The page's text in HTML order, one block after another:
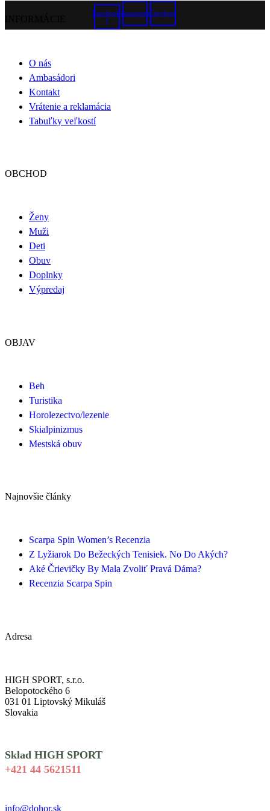
Facebook-
f
InstagramEnvelope
O nás
Ambasádori
Kontakt
Vrátenie a reklamácia
Tabuľky veľkostí
OBCHOD
Ženy
Muži
Deti
Obuv
Doplnky
Výpredaj
OBJAV
Beh
Turistika
Horolezectvo/lezenie
Skialpinizmus
Mestská obuv
Najnovšie články
Scarpa Spin Women’s Recenzia
Z Lyžiarok Do Bežeckých Tenisiek. No Do Akých?
Aké Črievičky By Mala Zvoliť Pravá Dáma?
Recenzia Scarpa Spin
Adresa
HIGH SPORT, s.r.o.
Belopotockého 6
031 01 Liptovský Mikuláš
Slovakia
Sklad HIGH SPORT
+421 44 5621511
info@dohor.sk